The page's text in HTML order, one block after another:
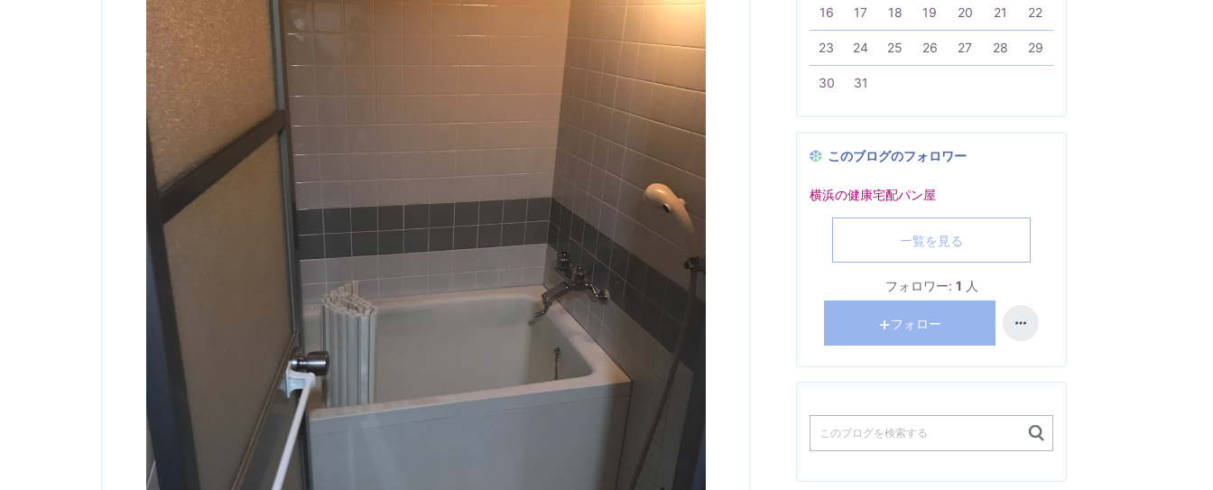
16 17 18 19 20 21 22
23 24 25 26 27 28 29
30 31
このブログのフォロワー
横浜の健康宅配パン屋
一覧を見る
フォロワー: 1 人
フォロー